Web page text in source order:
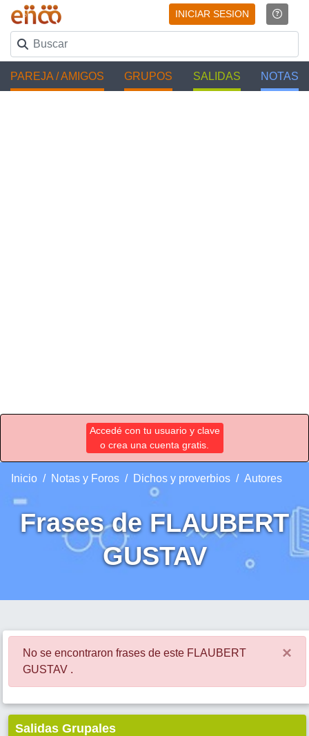
INICIAR SESION
PAREJA / AMIGOS GRUPOS SALIDAS NOTAS
Accedé con tu usuario y clave
o crea una cuenta gratis.
Inicio Notas y Foros Dichos y proverbios Autores
Frases de FLAUBERT
GUSTAV
No se encontraron frases de este FLAUBERT
GUSTAV .
×
Salidas Grupales